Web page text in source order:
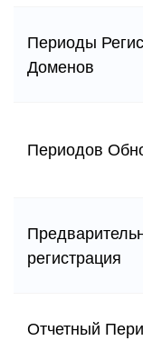
Периоды
Доменов
Периодов
регистрация
Отчетный